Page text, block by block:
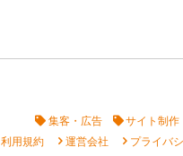
集客・広告 サイト制作
利用規約 chevron_right運営会社 chevron_rightプライバ